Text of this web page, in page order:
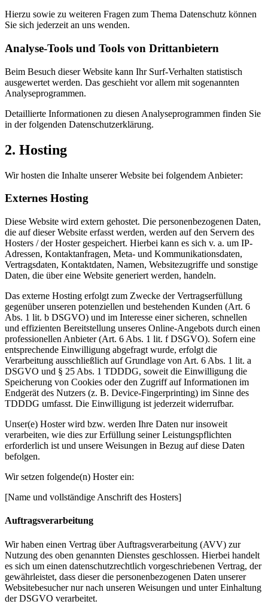
Hierzu sowie zu weiteren Fragen zum Thema Datenschutz können
Sie sich jederzeit an uns wenden.
Analyse-Tools und Tools von Dritt­anbietern
Beim Besuch dieser Website kann Ihr Surf-Verhalten statistisch
ausgewertet werden. Das geschieht vor allem mit sogenannten
Analyseprogrammen.
Detaillierte Informationen zu diesen Analyseprogrammen finden Sie
in der folgenden Datenschutzerklärung.
2. Hosting
Wir hosten die Inhalte unserer Website bei folgendem Anbieter:
Externes Hosting
Diese Website wird extern gehostet. Die personenbezogenen Daten,
die auf dieser Website erfasst werden, werden auf den Servern des
Hosters / der Hoster gespeichert. Hierbei kann es sich v. a. um IP-
Adressen, Kontaktanfragen, Meta- und Kommunikationsdaten,
Vertragsdaten, Kontaktdaten, Namen, Websitezugriffe und sonstige
Daten, die über eine Website generiert werden, handeln.
Das externe Hosting erfolgt zum Zwecke der Vertragserfüllung
gegenüber unseren potenziellen und bestehenden Kunden (Art. 6
Abs. 1 lit. b DSGVO) und im Interesse einer sicheren, schnellen
und effizienten Bereitstellung unseres Online-Angebots durch einen
professionellen Anbieter (Art. 6 Abs. 1 lit. f DSGVO). Sofern eine
entsprechende Einwilligung abgefragt wurde, erfolgt die
Verarbeitung ausschließlich auf Grundlage von Art. 6 Abs. 1 lit. a
DSGVO und § 25 Abs. 1 TDDDG, soweit die Einwilligung die
Speicherung von Cookies oder den Zugriff auf Informationen im
Endgerät des Nutzers (z. B. Device-Fingerprinting) im Sinne des
TDDDG umfasst. Die Einwilligung ist jederzeit widerrufbar.
Unser(e) Hoster wird bzw. werden Ihre Daten nur insoweit
verarbeiten, wie dies zur Erfüllung seiner Leistungspflichten
erforderlich ist und unsere Weisungen in Bezug auf diese Daten
befolgen.
Wir setzen folgende(n) Hoster ein:
[Name und vollständige Anschrift des Hosters]
Auftragsverarbeitung
Wir haben einen Vertrag über Auftragsverarbeitung (AVV) zur
Nutzung des oben genannten Dienstes geschlossen. Hierbei handelt
es sich um einen datenschutzrechtlich vorgeschriebenen Vertrag, der
gewährleistet, dass dieser die personenbezogenen Daten unserer
Websitebesucher nur nach unseren Weisungen und unter Einhaltung
der DSGVO verarbeitet.